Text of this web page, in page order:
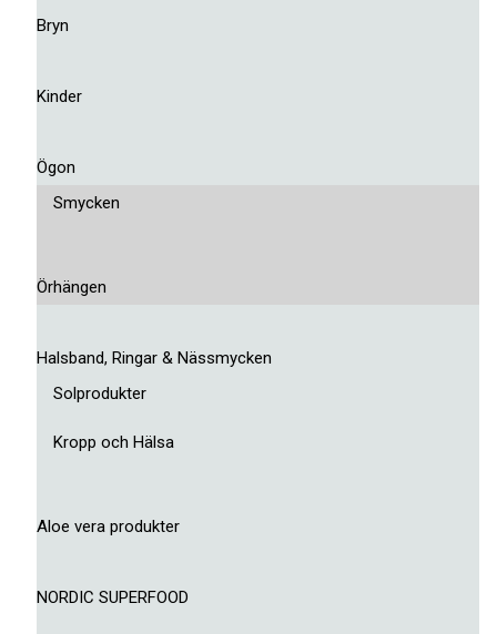
Bryn
Kinder
Ögon
Smycken
Örhängen
Halsband, Ringar & Nässmycken
Solprodukter
Kropp och Hälsa
Aloe vera produkter
NORDIC SUPERFOOD